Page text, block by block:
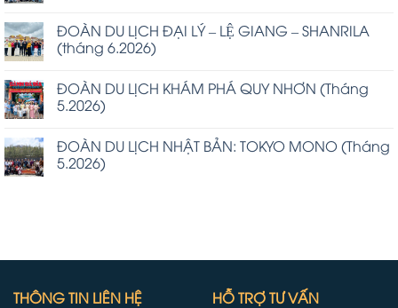
ĐOÀN DU LỊCH ĐẠI LÝ – LỆ GIANG – SHANRILA
(tháng 6.2026)
ĐOÀN DU LỊCH KHÁM PHÁ QUY NHƠN (Tháng
5.2026)
ĐOÀN DU LỊCH NHẬT BẢN: TOKYO MONO (Tháng
5.2026)
THÔNG TIN LIÊN HỆ HỖ TRỢ TƯ VẤN